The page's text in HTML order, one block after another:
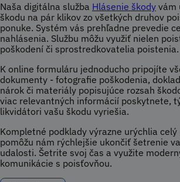
Naša digitálna služba Hlásenie škody vám
škodu na pár klikov zo všetkých druhov
ponuke. Systém vás prehľadne prevedie
nahlásenia. Službu môžu využiť nielen
poškodení či sprostredkovatelia poistenia.
K online formuláru jednoducho pripojíte
dokumenty - fotografie poškodenia,
nárok či materiály popisujúce rozsah
viac relevantných informácií poskytnete,
likvidátori vašu škodu vyriešia.
Kompletné podklady výrazne urýchlia
pomôžu nám rýchlejšie ukončiť šetrenie
udalosti. Šetrite svoj čas a využite
komunikácie s poisťovňou.